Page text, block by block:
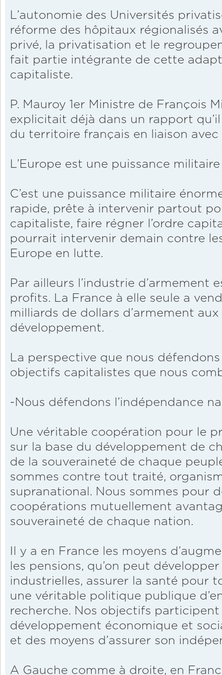
L’autonomie des Universités
réforme des hôpitaux régionalisés
privé, la privatisation et le
fait partie intégrante de cette
capitaliste.
P. Mauroy 1er Ministre de François
explicitait déjà dans un rapport
du territoire français en liaison avec
L’Europe est une puissance militaire
C’est une puissance militaire
rapide, prête à intervenir partout
capitaliste, faire régner l’ordre
pourrait intervenir demain contre
Europe en lutte.
Par ailleurs l’industrie d’armement
profits. La France à elle seule a
milliards de dollars d’armement
développement.
La perspective que nous défendons
objectifs capitalistes que nous
-Nous défendons l’indépendance
Une véritable coopération pour le
sur la base du développement de
de la souveraineté de chaque
sommes contre tout traité,
supranational. Nous sommes pour
coopérations mutuellement
souveraineté de chaque nation.
Il y a en France les moyens
les pensions, qu’on peut
industrielles, assurer la santé pour
une véritable politique publique
recherche. Nos objectifs participent
développement économique et
et des moyens d’assurer son
A Gauche comme à droite, en